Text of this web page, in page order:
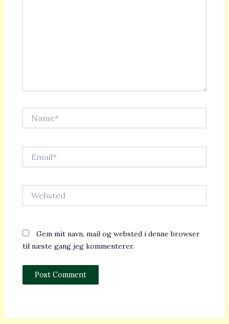
Gem mit navn, mail og websted i denne browser
til næste gang jeg kommenterer.